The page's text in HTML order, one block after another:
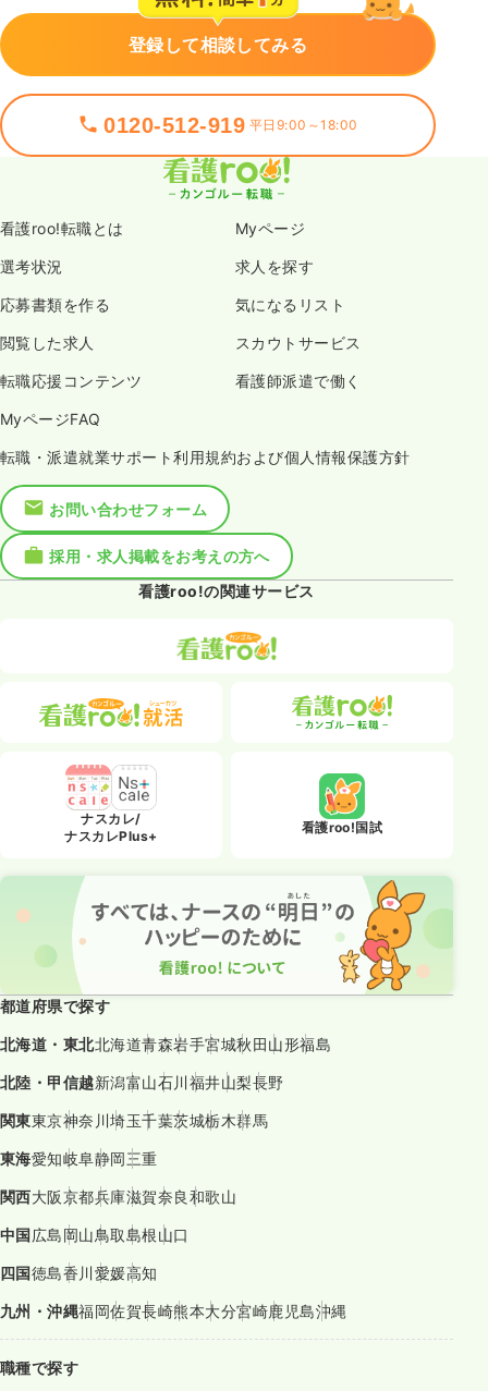
登録して相談してみる
0120-512-919 平日9:00～18:00
看護roo!転職とは Myページ
選考状況 求人を探す
応募書類を作る 気になるリスト
閲覧した求人 スカウトサービス
転職応援コンテンツ 看護師派遣で働く
MyページFAQ
転職・派遣就業サポート利用規約および個人情報保護方針
お問い合わせフォーム
採用・求人掲載をお考えの方へ
看護roo!の関連サービス
ナスカレ/
ナスカレPlus+
看護roo!国試
都道府県で探す
北海道・東北北海道青森岩手宮城秋田山形福島
北陸・甲信越新潟富山石川福井山梨長野
関東東京神奈川埼玉千葉茨城栃木群馬
東海愛知岐阜静岡三重
関西大阪京都兵庫滋賀奈良和歌山
中国広島岡山鳥取島根山口
四国徳島香川愛媛高知
九州・沖縄福岡佐賀長崎熊本大分宮崎鹿児島沖縄
職種で探す